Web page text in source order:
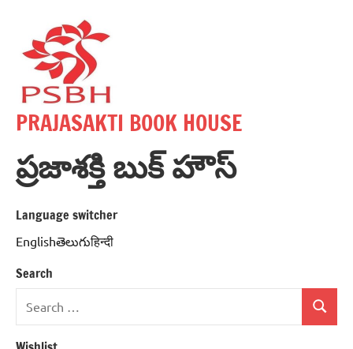
content
PRAJASAKTI BOOK HOUSE
ప్రజాశక్తి బుక్ హౌస్
Language switcher
Englishతెలుగుहिन्दी
Search
Search
for:
Search